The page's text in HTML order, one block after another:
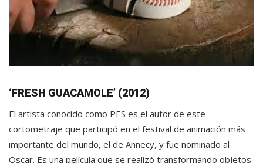
‘FRESH GUACAMOLE’ (2012)
El artista conocido como PES es el autor de este
cortometraje que participó en el festival de animación más
importante del mundo, el de Annecy, y fue nominado al
Oscar. Es una película que se realizó transformando objetos